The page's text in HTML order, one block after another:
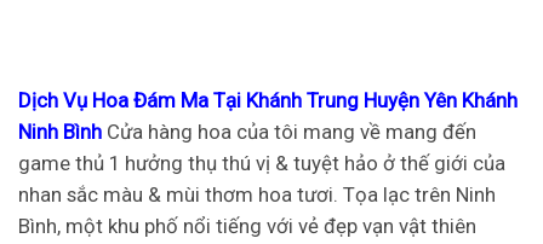
Dịch Vụ Hoa Đám Ma Tại Khánh Trung Huyện Yên Khánh
Ninh Bình Cửa hàng hoa của tôi mang về mang đến
game thủ 1 hưởng thụ thú vị & tuyệt hảo ở thế giới của
nhan sắc màu & mùi thơm hoa tươi. Tọa lạc trên Ninh
Bình, một khu phố nổi tiếng với vẻ đẹp vạn vật thiên